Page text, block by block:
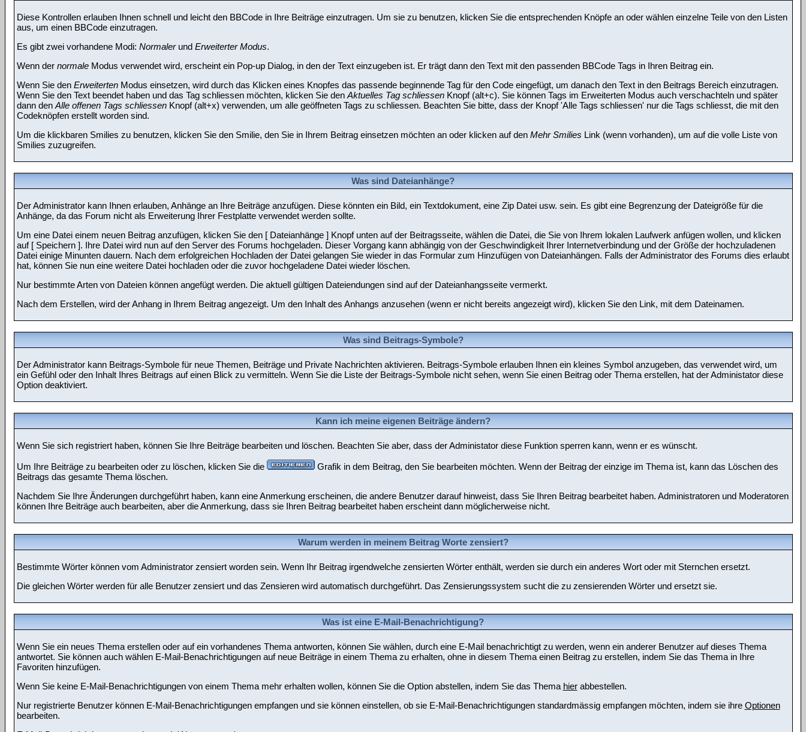
Diese Kontrollen erlauben Ihnen schnell und leicht den BBCode in Ihre Beiträge einzutragen. Um sie zu benutzen, klicken Sie die entsprechenden Knöpfe an oder wählen einzelne Teile von den Listen
aus, um einen BBCode einzutragen.
Es gibt zwei vorhandene Modi: Normalerund Erweiterter Modus.
Wenn der normaleModus verwendet wird, erscheint ein Pop-up Dialog, in den der Text einzugeben ist. Er trägt dann den Text mit den passenden BBCode Tags in Ihren Beitrag ein.
Wenn Sie den ErweitertenModus einsetzen, wird durch das Klicken eines Knopfes das passende beginnende Tag für den Code eingefügt, um danach den Text in den Beitrags Bereich einzutragen.
Wenn Sie den Text beendet haben und das Tag schliessen möchten, klicken Sie den Aktuelles Tag schliessenKnopf (alt+c). Sie können Tags im Erweiterten Modus auch verschachteln und später
dann den Alle offenen Tags schliessenKnopf (alt+x) verwenden, um alle geöffneten Tags zu schliessen. Beachten Sie bitte, dass der Knopf 'Alle Tags schliessen' nur die Tags schliesst, die mit den
Codeknöpfen erstellt worden sind.
Um die klickbaren Smilies zu benutzen, klicken Sie den Smilie, den Sie in Ihrem Beitrag einsetzen möchten an oder klicken auf den Mehr Smilies Link (wenn vorhanden), um auf die volle Liste von
Smilies zuzugreifen.
Was sind Dateianhänge?
Der Administrator kann Ihnen erlauben, Anhänge an Ihre Beiträge anzufügen. Diese könnten ein Bild, ein Textdokument, eine Zip Datei usw. sein. Es gibt eine Begrenzung der Dateigröße für die
Anhänge, da das Forum nicht als Erweiterung Ihrer Festplatte verwendet werden sollte.
Um eine Datei einem neuen Beitrag anzufügen, klicken Sie den [ Dateianhänge ] Knopf unten auf der Beitragsseite, wählen die Datei, die Sie von Ihrem lokalen Laufwerk anfügen wollen, und klicken
auf [ Speichern ]. Ihre Datei wird nun auf den Server des Forums hochgeladen. Dieser Vorgang kann abhängig von der Geschwindigkeit Ihrer Internetverbindung und der Größe der hochzuladenen
Datei einige Minunten dauern. Nach dem erfolgreichen Hochladen der Datei gelangen Sie wieder in das Formular zum Hinzufügen von Dateianhängen. Falls der Administrator des Forums dies erlaubt
hat, können Sie nun eine weitere Datei hochladen oder die zuvor hochgeladene Datei wieder löschen.
Nur bestimmte Arten von Dateien können angefügt werden. Die aktuell gültigen Dateiendungen sind auf der Dateianhangsseite vermerkt.
Nach dem Erstellen, wird der Anhang in Ihrem Beitrag angezeigt. Um den Inhalt des Anhangs anzusehen (wenn er nicht bereits angezeigt wird), klicken Sie den Link, mit dem Dateinamen.
Was sind Beitrags-Symbole?
Der Administrator kann Beitrags-Symbole für neue Themen, Beiträge und Private Nachrichten aktivieren. Beitrags-Symbole erlauben Ihnen ein kleines Symbol anzugeben, das verwendet wird, um
ein Gefühl oder den Inhalt Ihres Beitrags auf einen Blick zu vermitteln. Wenn Sie die Liste der Beitrags-Symbole nicht sehen, wenn Sie einen Beitrag oder Thema erstellen, hat der Administator diese
Option deaktiviert.
Kann ich meine eigenen Beiträge ändern?
Wenn Sie sich registriert haben, können Sie Ihre Beiträge bearbeiten und löschen. Beachten Sie aber, dass der Administator diese Funktion sperren kann, wenn er es wünscht.
Um Ihre Beiträge zu bearbeiten oder zu löschen, klicken Sie die
Grafik in dem Beitrag, den Sie bearbeiten möchten. Wenn der Beitrag der einzige im Thema ist, kann das Löschen des
Beitrags das gesamte Thema löschen.
Nachdem Sie Ihre Änderungen durchgeführt haben, kann eine Anmerkung erscheinen, die andere Benutzer darauf hinweist, dass Sie Ihren Beitrag bearbeitet haben. Administratoren und Moderatoren
können Ihre Beiträge auch bearbeiten, aber die Anmerkung, dass sie Ihren Beitrag bearbeitet haben erscheint dann möglicherweise nicht.
Warum werden in meinem Beitrag Worte zensiert?
Bestimmte Wörter können vom Administrator zensiert worden sein. Wenn Ihr Beitrag irgendwelche zensierten Wörter enthält, werden sie durch ein anderes Wort oder mit Sternchen ersetzt.
Die gleichen Wörter werden für alle Benutzer zensiert und das Zensieren wird automatisch durchgeführt. Das Zensierungssystem sucht die zu zensierenden Wörter und ersetzt sie.
Was ist eine E-Mail-Benachrichtigung?
Wenn Sie ein neues Thema erstellen oder auf ein vorhandenes Thema antworten, können Sie wählen, durch eine E-Mail benachrichtigt zu werden, wenn ein anderer Benutzer auf dieses Thema
antwortet. Sie können auch wählen E-Mail-Benachrichtigungen auf neue Beiträge in einem Thema zu erhalten, ohne in diesem Thema einen Beitrag zu erstellen, indem Sie das Thema in Ihre
Favoriten hinzufügen.
Wenn Sie keine E-Mail-Benachrichtigungen von einem Thema mehr erhalten wollen, können Sie die Option abstellen, indem Sie das Thema hierabbestellen.
Nur registrierte Benutzer können E-Mail-Benachrichtigungen empfangen und sie können einstellen, ob sie E-Mail-Benachrichtigungen standardmässig empfangen möchten, indem sie ihre Optionen
bearbeiten.